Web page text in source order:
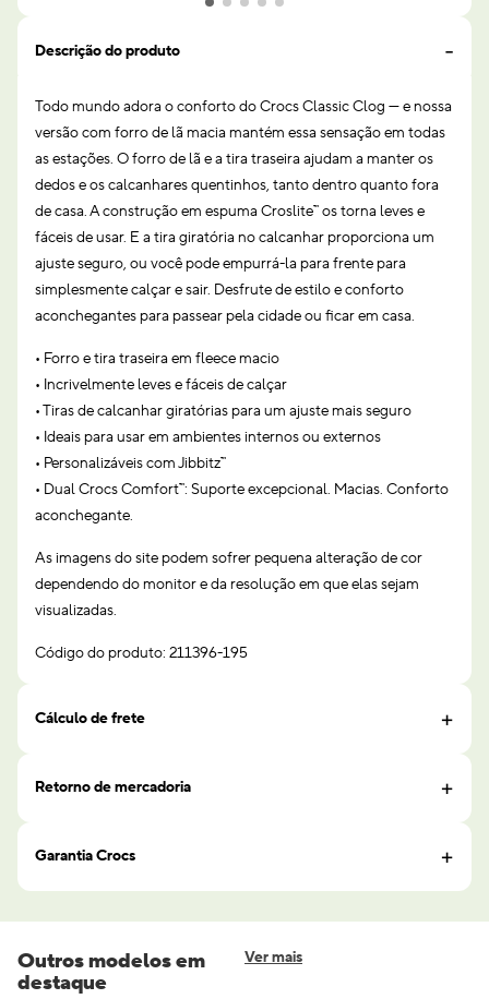
Descrição do produto
Todo mundo adora o conforto do Crocs Classic Clog — e nossa
versão com forro de lã macia mantém essa sensação em todas
as estações. O forro de lã e a tira traseira ajudam a manter os
dedos e os calcanhares quentinhos, tanto dentro quanto fora
de casa. A construção em espuma Croslite™ os torna leves e
fáceis de usar. E a tira giratória no calcanhar proporciona um
ajuste seguro, ou você pode empurrá-la para frente para
simplesmente calçar e sair. Desfrute de estilo e conforto
aconchegantes para passear pela cidade ou ficar em casa.
• Forro e tira traseira em fleece macio
• Incrivelmente leves e fáceis de calçar
• Tiras de calcanhar giratórias para um ajuste mais seguro
• Ideais para usar em ambientes internos ou externos
• Personalizáveis com Jibbitz™
• Dual Crocs Comfort™: Suporte excepcional. Macias. Conforto
aconchegante.
As imagens do site podem sofrer pequena alteração de cor
dependendo do monitor e da resolução em que elas sejam
visualizadas.
Código do produto: 211396-195
Cálculo de frete
Retorno de mercadoria
Garantia Crocs
Outros modelos em
destaque
Ver mais